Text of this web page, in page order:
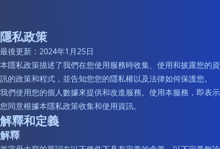
隱私政策
最後更新：2024年1月25日
本隱私政策描述了我們在您使用服務時收集、使用和披露您的資
訊的政策和程式，並告知您您的隱私權以及法律如何保護您。
我們使用您的個人數據來提供和改進服務。使用本服務，即表示
您同意根據本隱私政策收集和使用資訊。
解釋和定義
解釋